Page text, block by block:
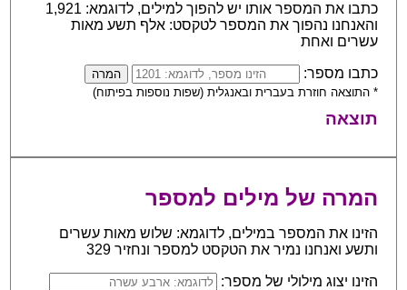
כתבו את המספר אותו יש להפוך למילים, לדוגמא: 1,921
והאנחנו נהפוך את המספר לטקסט: אלף תשע מאות
עשרים ואחת
כתבו מספר:
* התוצאה חוזרת בעברית ובאנגלית (שפות נוספות בפיתוח)
תוצאה
המרה של מילים למספר
הזינו את המספר במילים, לדוגמא: שלוש מאות עשרים
ותשע ואנחנו נמיר את הטקסט למספר ונחזיר 329
הזינו יצוג מילולי של מספר: